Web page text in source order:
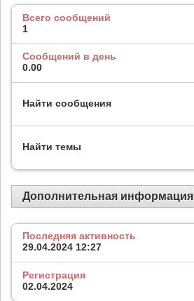
Всего сообщений
1
Сообщений в день
0.00
Найти сообщения
Найти темы
Дополнительная информация
Последняя активность
29.04.2024 12:27
Регистрация
02.04.2024